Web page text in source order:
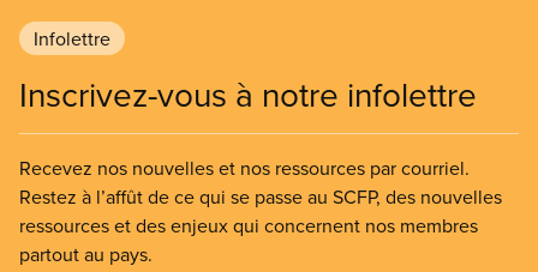
Infolettre
Inscrivez-vous à notre infolettre
Recevez nos nouvelles et nos ressources par courriel.
Restez à l’affût de ce qui se passe au SCFP, des nouvelles
ressources et des enjeux qui concernent nos membres
partout au pays.